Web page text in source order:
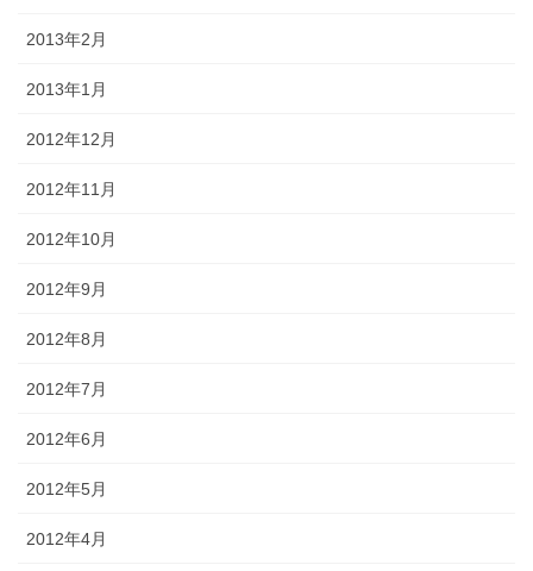
2013年2月
2013年1月
2012年12月
2012年11月
2012年10月
2012年9月
2012年8月
2012年7月
2012年6月
2012年5月
2012年4月